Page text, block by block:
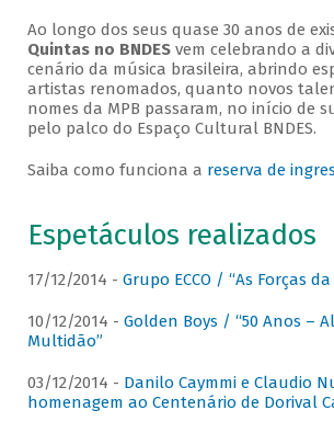
Ao longo dos seus quase 30 anos de
Quintas no BNDESvem celebrando a
cenário da música brasileira, abrindo
artistas renomados, quanto novos
nomes da MPB passaram, no início de
pelo palco do Espaço Cultural BNDES.
Saiba como funciona a reserva de
Espetáculos realizados
17/12/2014 - Grupo ECCO / “As Forças
10/12/2014 - Golden Boys / “50 Anos –
Multidão”
03/12/2014 - Danilo Caymmi e Claudio
homenagem ao Centenário de Dorival